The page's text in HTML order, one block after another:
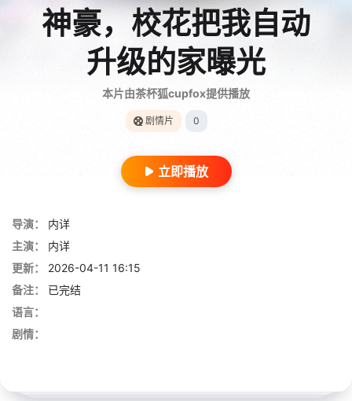
神豪，校花把我自动
升级的家曝光
本片由茶杯狐cupfox提供播放
剧情片 0
立即播放
导演：
内详
主演：
内详
更新：
2026-04-11 16:15
备注：
已完结
语言：
剧情：